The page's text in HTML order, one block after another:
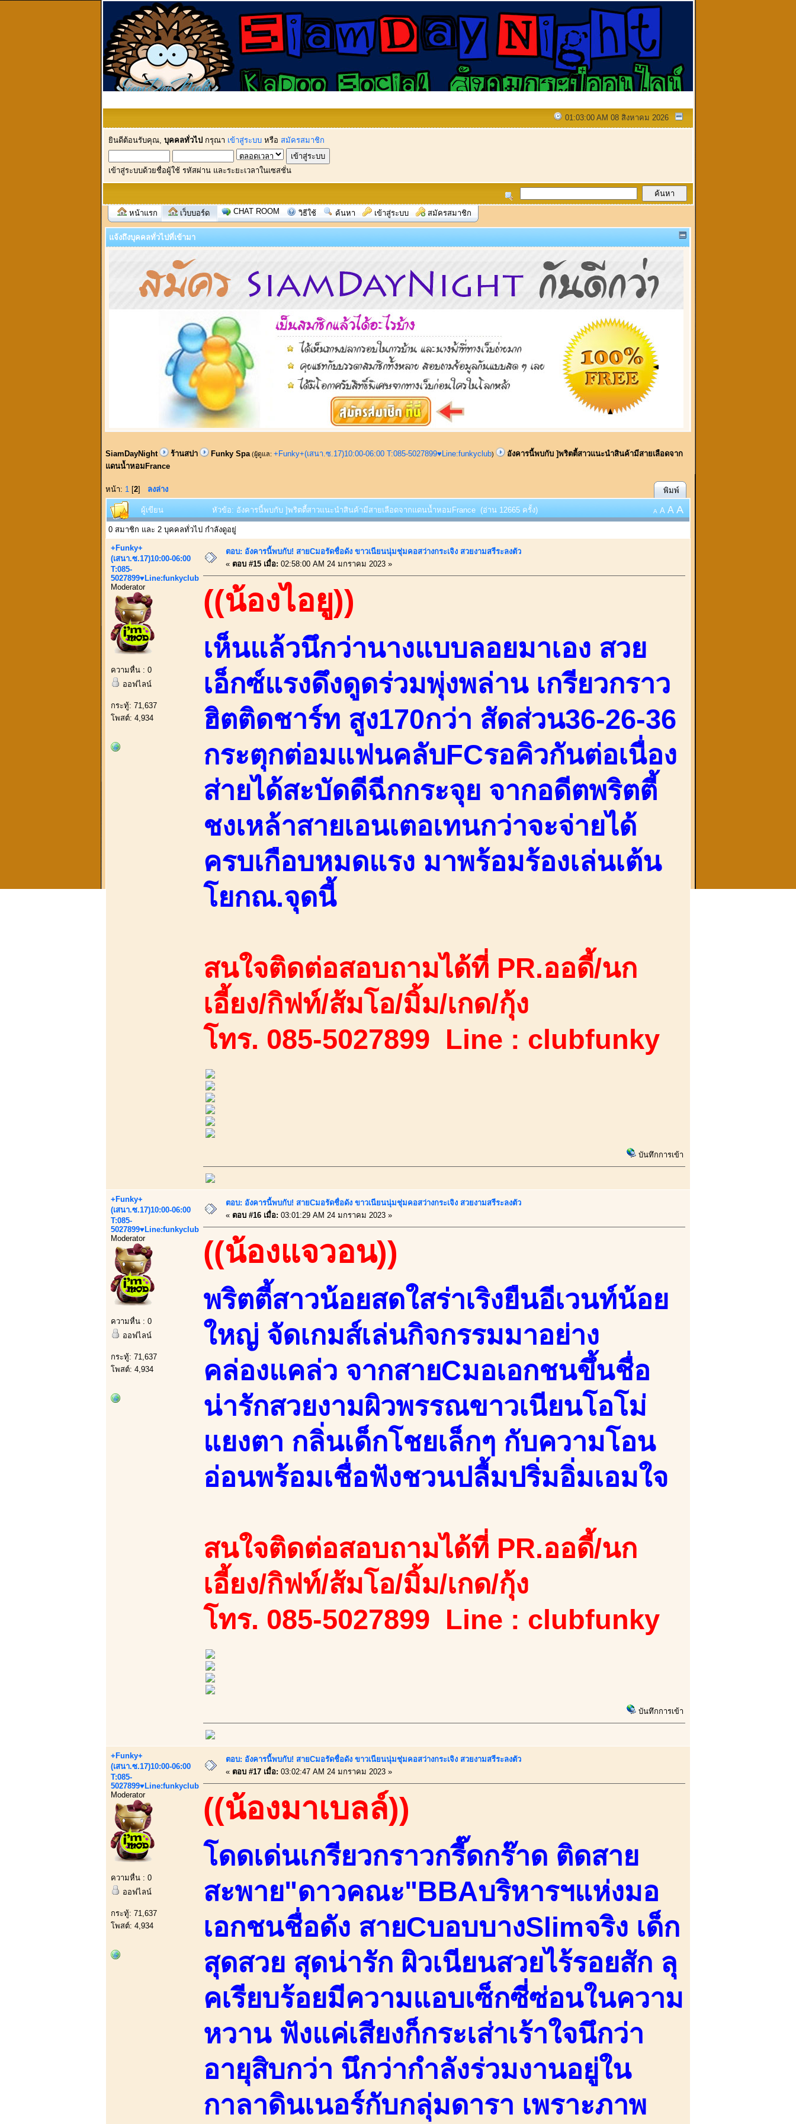
01:03:00 AM 08 สิงหาคม 2026
ยินดีต้อนรับคุณ, บุคคลทั่วไป กรุณา เข้าสู่ระบบ หรือ สมัครสมาชิก
เข้าสู่ระบบด้วยชื่อผู้ใช้ รหัสผ่าน และระยะเวลาในเซสชั่น
หน้าแรก เว็บบอร์ด CHAT ROOM วิธีใช้ ค้นหา เข้าสู่ระบบ สมัครสมาชิก
แจ้งถึงบุคคลทั่วไปที่เข้ามา
SiamDayNight ร้านสปา Funky Spa (ผู้ดูแล: +Funky+(เสนา.ซ.17)10:00-06:00 T:085-5027899♥Line:funkyclub)
อังคารนี้พบกับ ]พริตตี้สาวแนะนำสินค้ามีสายเลือดจาก
แดนน้ำหอมFrance
หน้า: 1 [2] ลงล่าง พิมพ์
ผู้เขียน หัวข้อ: อังคารนี้พบกับ ]พริตตี้สาวแนะนำสินค้ามีสายเลือดจากแดนน้ำหอมFrance (อ่าน 12665 ครั้ง) A A A A
0 สมาชิก และ 2 บุคคลทั่วไป กำลังดูอยู่
+Funky+
(เสนา.ซ.17)10:00-06:00
T:085-
5027899♥Line:funkyclub
Moderator
ความหื่น : 0
ออฟไลน์
กระทู้: 71,637
โพสต์: 4,934
ตอบ: อังคารนี้พบกับ! สายCมอรัดชื่อดัง ขาวเนียนนุ่มชุ่มคอสว่างกระเจิง สวยงามสรีระลงตัว
« ตอบ #15 เมื่อ: 02:58:00 AM 24 มกราคม 2023 »
((น้องไอยู))
เห็นแล้วนึกว่านางแบบลอยมาเอง สวย
เอ็กซ์แรงดึงดูดร่วมพุ่งพล่าน เกรียวกราว
ฮิตติดชาร์ท สูง170กว่า สัดส่วน36-26-36
กระตุกต่อมแฟนคลับFCรอคิวกันต่อเนื่อง
ส่ายได้สะบัดดีฉีกกระจุย จากอดีตพริตตี้
ชงเหล้าสายเอนเตอเทนกว่าจะจ่ายได้
ครบเกือบหมดแรง มาพร้อมร้องเล่นเต้น
โยกณ.จุดนี้
สนใจติดต่อสอบถามได้ที่ PR.ออดี้/นก
เอี้ยง/กิฟท์/ส้มโอ/มิ้ม/เกด/กุ้ง
โทร. 085-5027899 Line : clubfunky
บันทึกการเข้า
+Funky+
(เสนา.ซ.17)10:00-06:00
T:085-
5027899♥Line:funkyclub
Moderator
ความหื่น : 0
ออฟไลน์
กระทู้: 71,637
โพสต์: 4,934
ตอบ: อังคารนี้พบกับ! สายCมอรัดชื่อดัง ขาวเนียนนุ่มชุ่มคอสว่างกระเจิง สวยงามสรีระลงตัว
« ตอบ #16 เมื่อ: 03:01:29 AM 24 มกราคม 2023 »
((น้องแจวอน))
พริตตี้สาวน้อยสดใสร่าเริงยืนอีเวนท์น้อย
ใหญ่ จัดเกมส์เล่นกิจกรรมมาอย่าง
คล่องแคล่ว จากสายCมอเอกชนขึ้นชื่อ
น่ารักสวยงามผิวพรรณขาวเนียนโอโม่
แยงตา กลิ่นเด็กโชยเล็กๆ กับความโอน
อ่อนพร้อมเชื่อฟังชวนปลื้มปริ่มอิ่มเอมใจ
สนใจติดต่อสอบถามได้ที่ PR.ออดี้/นก
เอี้ยง/กิฟท์/ส้มโอ/มิ้ม/เกด/กุ้ง
โทร. 085-5027899 Line : clubfunky
บันทึกการเข้า
+Funky+
(เสนา.ซ.17)10:00-06:00
T:085-
5027899♥Line:funkyclub
Moderator
ความหื่น : 0
ออฟไลน์
กระทู้: 71,637
โพสต์: 4,934
ตอบ: อังคารนี้พบกับ! สายCมอรัดชื่อดัง ขาวเนียนนุ่มชุ่มคอสว่างกระเจิง สวยงามสรีระลงตัว
« ตอบ #17 เมื่อ: 03:02:47 AM 24 มกราคม 2023 »
((น้องมาเบลล์))
โดดเด่นเกรียวกราวกรี๊ดกร๊าด ติดสาย
สะพาย"ดาวคณะ"BBAบริหารฯแห่งมอ
เอกชนชื่อดัง สายCบอบบางSlimจริง เด็ก
สุดสวย สุดน่ารัก ผิวเนียนสวยไร้รอยสัก ลุ
คเรียบร้อยมีความแอบเซ็กซี่ซ่อนในความ
หวาน ฟังแค่เสียงก็กระเส่าเร้าใจนึกว่า
อายุสิบกว่า นึกว่ากำลังร่วมงานอยู่ใน
กาลาดินเนอร์กับกลุ่มดารา เพราะภาพ